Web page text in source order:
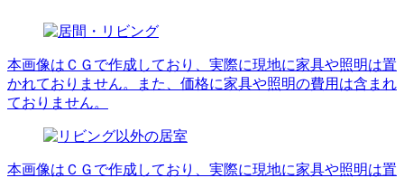
本画像はＣＧで作成しており、実際に現地に家具や照明は置
かれておりません。また、価格に家具や照明の費用は含まれ
ておりません。
本画像はＣＧで作成しており、実際に現地に家具や照明は置